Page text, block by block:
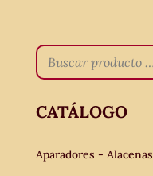
CATÁLOGO
Aparadores - Alacenas